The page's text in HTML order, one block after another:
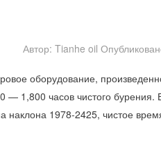
Автор: Tianhe oil
оборудование,
— 1,800 часов чистого
1978-2425, чистое